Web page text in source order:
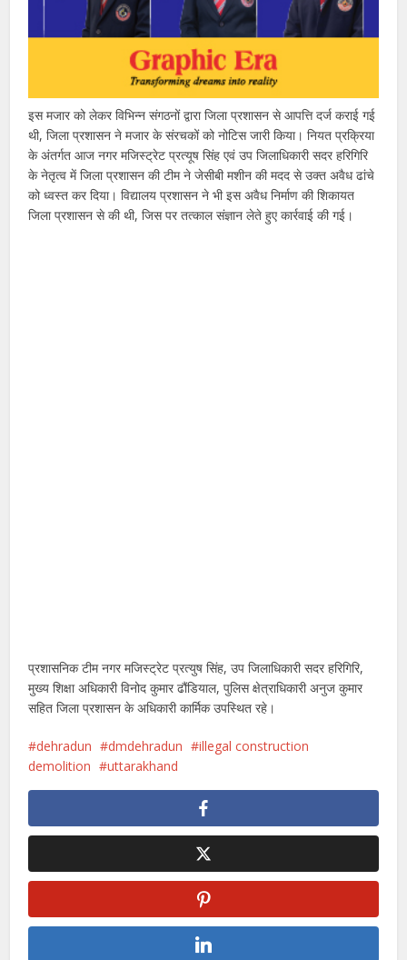
इस मजार को लेकर विभिन्न संगठनों द्वारा जिला प्रशासन से आपत्ति दर्ज कराई गई
थी, जिला प्रशासन ने मजार के संरचकों को नोटिस जारी किया। नियत प्रक्रिया
के अंतर्गत आज नगर मजिस्ट्रेट प्रत्यूष सिंह एवं उप जिलाधिकारी सदर हरिगिरि
के नेतृत्व में जिला प्रशासन की टीम ने जेसीबी मशीन की मदद से उक्त अवैध ढांचे
को ध्वस्त कर दिया। विद्यालय प्रशासन ने भी इस अवैध निर्माण की शिकायत
जिला प्रशासन से की थी, जिस पर तत्काल संज्ञान लेते हुए कार्रवाई की गई।
प्रशासनिक टीम नगर मजिस्ट्रेट प्रत्युष सिंह, उप जिलाधिकारी सदर हरिगिरि,
मुख्य शिक्षा अधिकारी विनोद कुमार ढौंडियाल, पुलिस क्षेत्राधिकारी अनुज कुमार
सहित जिला प्रशासन के अधिकारी कार्मिक उपस्थित रहे।
dehradun dmdehradun
illegal construction
demolition
uttarakhand